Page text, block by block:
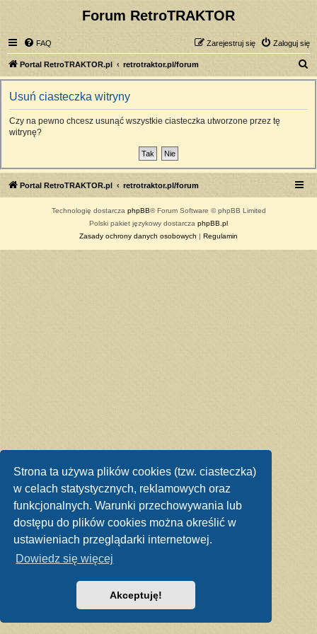
Strona ta używa plików cookies (tzw. ciasteczka)
w celach statystycznych, reklamowych oraz
funkcjonalnych. Warunki przechowywania lub
dostępu do plików cookies można określić w
ustawieniach przeglądarki internetowej.
Dowiedz się więcej
Akceptuję!
Forum RetroTRAKTOR
FAQ Zaloguj się
Zarejestruj się
Portal RetroTRAKTOR.pl retrotraktor.pl/forum
z
Usuń ciasteczka witryny
Czy na pewno chcesz usunąć wszystkie ciasteczka utworzone przez tę
witrynę?
Portal RetroTRAKTOR.pl retrotraktor.pl/forum
Technologię dostarcza phpBB® Forum Software © phpBB Limited
Polski pakiet językowy dostarcza phpBB.pl
Zasady ochrony danych osobowych | Regulamin